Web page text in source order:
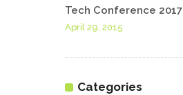
Tech Conference 2017
April 29, 2015
Categories